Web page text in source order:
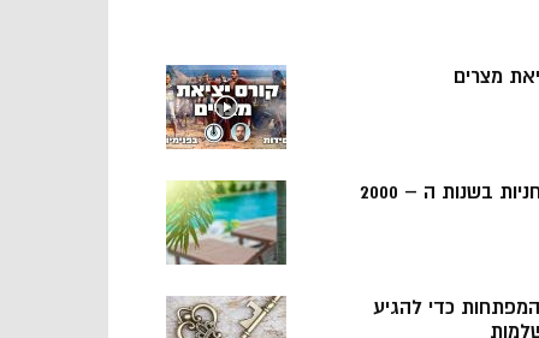
מצרים
בשנות ה – 2000
5 המפתחות כדי להגיע